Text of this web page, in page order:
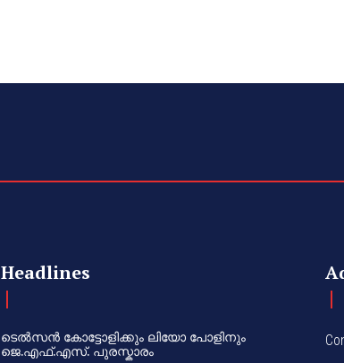
Headlines
ടെൽസൻ കോട്ടോളിക്കും ലിയോ പോളിനും
ജെ.എഫ്.എസ്. പുരസ്കാരം